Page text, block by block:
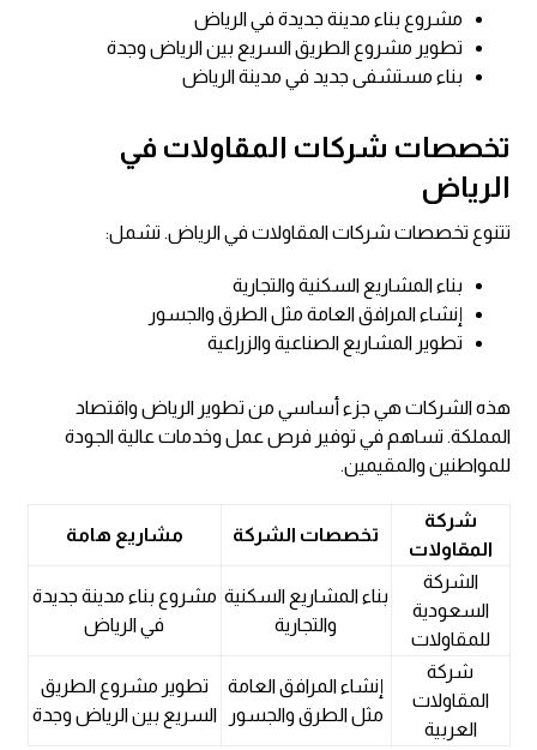
مشروع بناء مدينة جديدة في الرياض
تطوير مشروع الطريق السريع بين الرياض وجدة
بناء مستشفى جديد في مدينة الرياض
تخصصات شركات المقاولات في
الرياض
تتنوع تخصصات شركات المقاولات في الرياض. تشمل:
بناء المشاريع السكنية والتجارية
إنشاء المرافق العامة مثل الطرق والجسور
تطوير المشاريع الصناعية والزراعية
هذه الشركات هي جزء أساسي من تطوير الرياض واقتصاد
المملكة. تساهم في توفير فرص عمل وخدمات عالية الجودة
للمواطنين والمقيمين.
شركة
المقاولات
تخصصات الشركة مشاريع هامة
الشركة
السعودية
للمقاولات
بناء المشاريع السكنية
والتجارية
مشروع بناء مدينة جديدة
في الرياض
شركة
المقاولات
العربية
إنشاء المرافق العامة
مثل الطرق والجسور
تطوير مشروع الطريق
السريع بين الرياض وجدة